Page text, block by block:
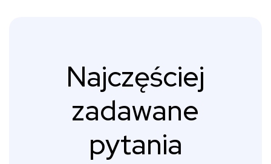
Najczęściej
zadawane
pytania